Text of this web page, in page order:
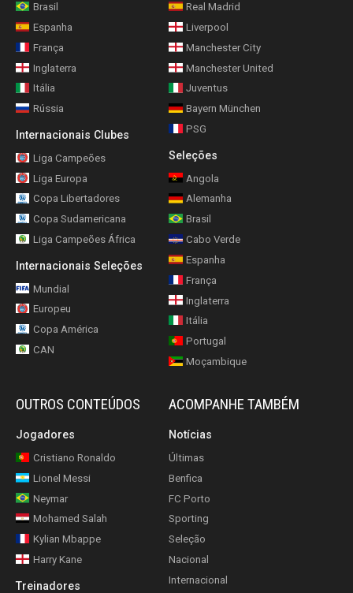
Brasil
Espanha
França
Inglaterra
Itália
Rússia
Internacionais Clubes
Liga Campeões
Liga Europa
Copa Libertadores
Copa Sudamericana
Liga Campeões África
Internacionais Seleções
Mundial
Europeu
Copa América
CAN
Real Madrid
Liverpool
Manchester City
Manchester United
Juventus
Bayern München
PSG
Seleções
Angola
Alemanha
Brasil
Cabo Verde
Espanha
França
Inglaterra
Itália
Portugal
Moçambique
OUTROS CONTEÚDOS
Jogadores
Cristiano Ronaldo
Lionel Messi
Neymar
Mohamed Salah
Kylian Mbappe
Harry Kane
Treinadores
ACOMPANHE TAMBÉM
Notícias
Últimas
Benfica
FC Porto
Sporting
Seleção
Nacional
Internacional